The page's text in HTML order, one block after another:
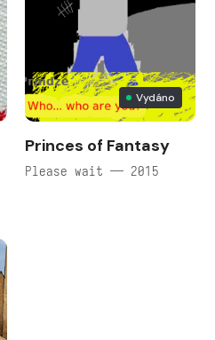
Vydáno
Princes of Fantasy
Please wait — 2015